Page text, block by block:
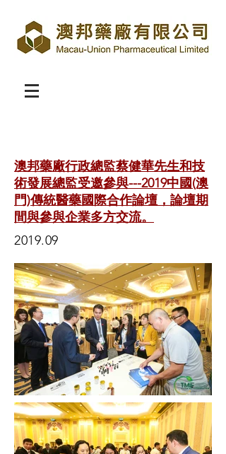
澳邦藥廠行政總監蔡健華先生和技
術發展總監受邀參與---2019中國(澳
門)傳統醫藥國際合作論壇，論壇期
間與參與企業多方交流。
2019.09